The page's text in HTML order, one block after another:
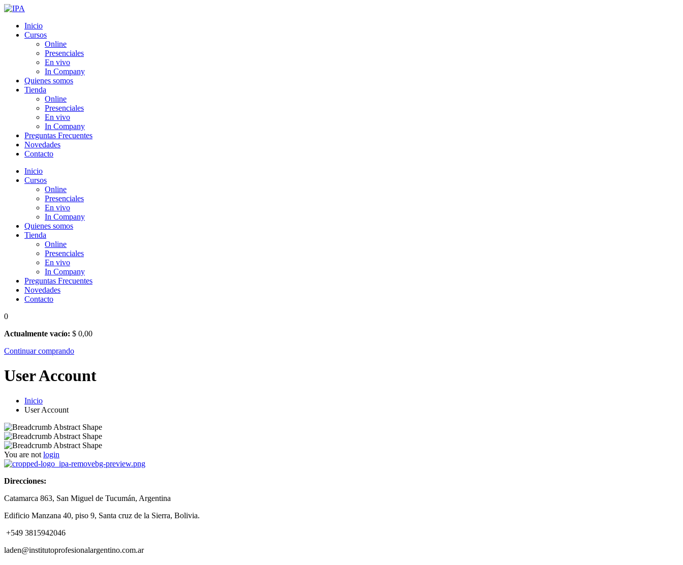
Ir
contenido
Inicio
Cursos
Online
Presenciales
En vivo
In Company
Quienes somos
Tienda
Online
Presenciales
En vivo
In Company
Preguntas Frecuentes
Novedades
Contacto
Inicio
Cursos
Online
Presenciales
En vivo
In Company
Quienes somos
Tienda
Online
Presenciales
En vivo
In Company
Preguntas Frecuentes
Novedades
Contacto
0
Actualmente vacío: $ 0,00
Continuar comprando
User Account
Inicio
User Account
You are not login
Direcciones:
Catamarca 863, San Miguel de Tucumán, Argentina
Edificio Manzana 40, piso 9, Santa cruz de la Sierra, Bolivia.
+549 3815942046
laden@institutoprofesionalargentino.com.ar